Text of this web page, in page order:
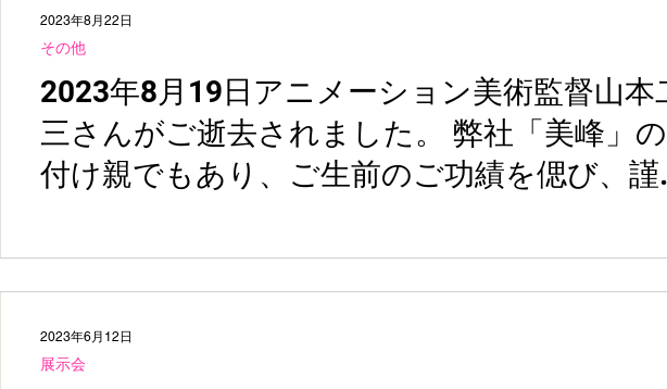
2023年8月19日アニメーション美術監督山本
三さんがご逝去されました。 弊社「美峰」
付け親でもあり、ご生前のご功績を偲び、謹
その他
2023年8月22日
展示会
2023年6月12日